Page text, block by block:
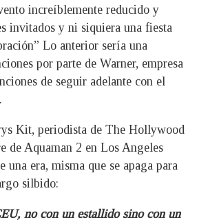
increíblemente reducido y
invitados y ni siquiera una fiesta
Lo anterior sería una
por parte de Warner, empresa
de seguir adelante con el
Kit, periodista de The Hollywood
de Aquaman 2 en Los Angeles
una era, misma que se apaga para
silbido:
no con un estallido sino con un